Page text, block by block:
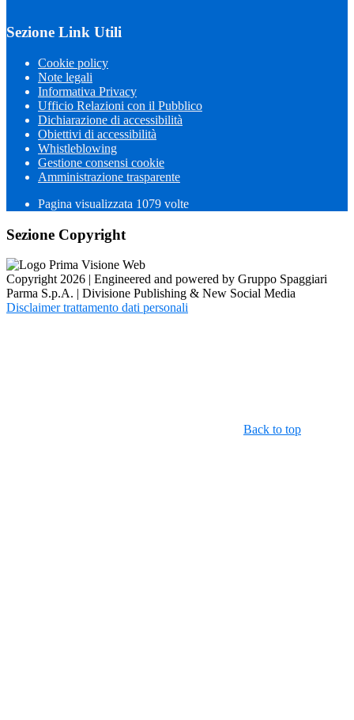
Sezione Link Utili
Cookie policy
Note legali
Informativa Privacy
Ufficio Relazioni con il Pubblico
Dichiarazione di accessibilità
Obiettivi di accessibilità
Whistleblowing
Gestione consensi cookie
Amministrazione trasparente
Pagina visualizzata 1079 volte
Sezione Copyright
Copyright 2026 | Engineered and powered by Gruppo Spaggiari
Parma S.p.A. | Divisione Publishing & New Social Media
Disclaimer trattamento dati personali
Back to top